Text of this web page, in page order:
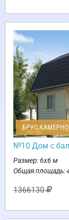
БРУС
№10 Дом с
Размер: 6х6 м
Общая площадь:
1366130